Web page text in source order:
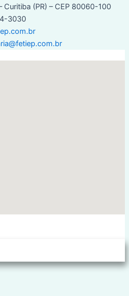
Curitiba (PR) – CEP 80060-100
3030